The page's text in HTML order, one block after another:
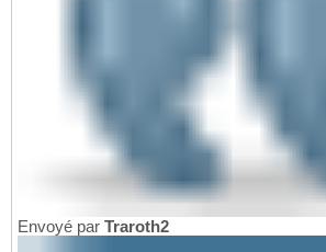
Envoyé par Traroth2